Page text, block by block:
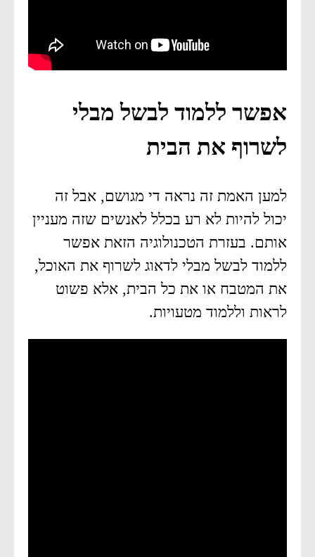
אפשר ללמוד לבשל מבלי
לשרוף את הבית
למען האמת זה נראה די מגושם, אבל זה
יכול להיות לא רע בכלל לאנשים שזה מעניין
אותם. בעזרת הטכנולוגיה הזאת אפשר
ללמוד לבשל מבלי לדאוג לשרוף את האוכל,
את המטבח או את כל הבית, אלא פשוט
לראות וללמוד מטעויות.